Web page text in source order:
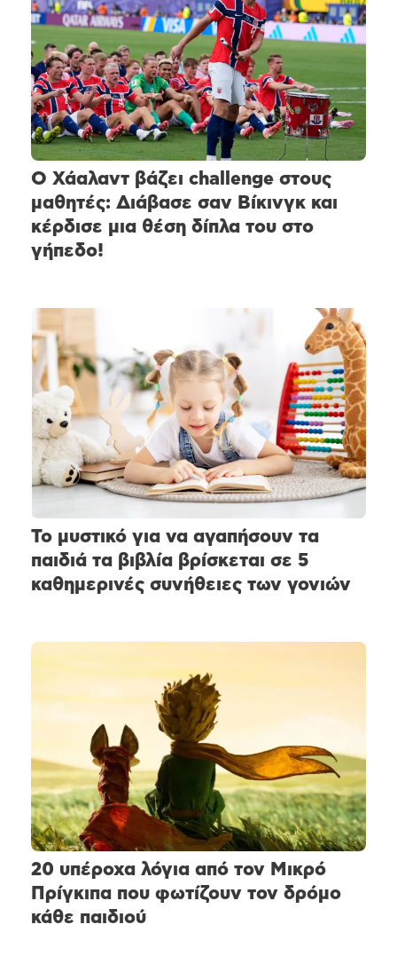
Ο Χάαλαντ βάζει challenge στους
μαθητές: Διάβασε σαν Βίκινγκ και
κέρδισε μια θέση δίπλα του στο
γήπεδο!
Το μυστικό για να αγαπήσουν τα
παιδιά τα βιβλία βρίσκεται σε 5
καθημερινές συνήθειες των γονιών
20 υπέροχα λόγια από τον Μικρό
Πρίγκιπα που φωτίζουν τον δρόμο
κάθε παιδιού